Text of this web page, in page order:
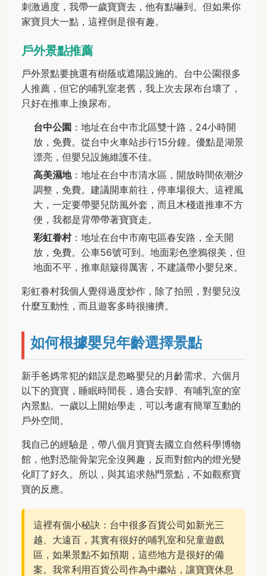
刺激過度，我帶一歲寶寶去，他有點嚇到。但如果你
家寶貝大一點，這裡倒是很有趣。
戶外景點推薦
戶外景點要挑選有樹蔭或遮陽設施的。台中公園很多
人推薦，但它的哺乳室老舊，我上次去尿布台壞了，
只好在推車上換尿布。
台中公園 ：地址在台中市北區雙十路，24小時開
放，免費。從台中火車站步行15分鐘。優點是湖景
漂亮，但嬰兒設施維護不佳。
高美濕地：地址在台中市清水區，開放時間依潮汐
調整，免費。建議開車前往，停車場很大。這裡風
大，一定要帶嬰兒防風外套，而且木棧道推車不方
便，我都是背帶帶著寶寶走。
彩虹眷村：地址在台中市南屯區春安路，全天開
放，免費。公車56號可到。地面彩色塗鴉很美，但
地面不平，推車顛簸得厲害，不建議帶小嬰兒來。
彩虹眷村我個人覺得過度炒作，除了拍照，對嬰兒沒
什麼互動性，而且遊客多時很擁擠。
如何根據嬰兒年齡選擇景點
新手爸媽常犯的錯誤是忽略嬰兒的月齡需求。六個月
以下的寶寶，睡眠時間長，適合安靜、有哺乳室的室
內景點。一歲以上開始學走，可以考慮有簡單互動的
戶外空間。
我自己的經驗是，帶八個月寶寶去國立自然科學博物
館，他對恐龍骨架完全沒興趣，反而對館內的燈光變
化盯了好久。所以，與其追求熱門景點，不如觀察寶
寶的反應。
這裡有個小秘訣：台中很多百貨公司如新光三
越、大遠百，其實有很好的哺乳室和兒童遊戲
區，如果景點不如預期，這些地方是很好的備
案。我常利用百貨公司作為中繼站，讓寶寶休息